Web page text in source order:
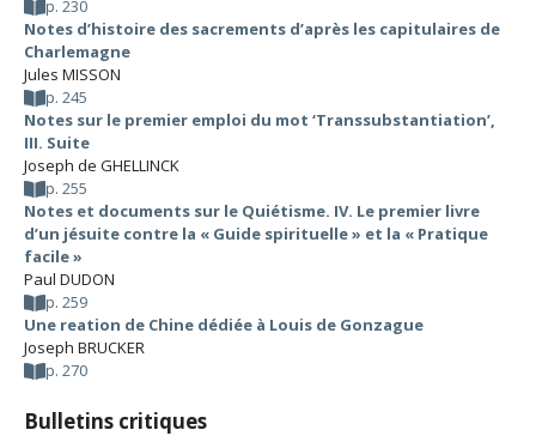
p. 230
Notes d’histoire des sacrements d’après les capitulaires de
Charlemagne
Jules MISSON
p. 245
Notes sur le premier emploi du mot ‘Transsubstantiation’,
III. Suite
Joseph de GHELLINCK
p. 255
Notes et documents sur le Quiétisme. IV. Le premier livre
d’un jésuite contre la « Guide spirituelle » et la « Pratique
facile »
Paul DUDON
p. 259
Une reation de Chine dédiée à Louis de Gonzague
Joseph BRUCKER
p. 270
Bulletins critiques